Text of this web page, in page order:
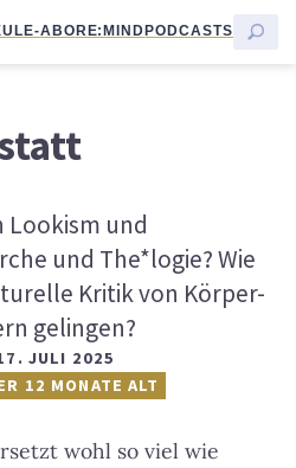
ABORE:MINDPODCASTS
Lookism und
und The*logie? Wie
Kritik von Körper-
gelingen?
JULI 2025
12 MONATE ALT
wohl so viel wie